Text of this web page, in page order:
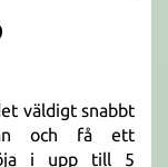
väldigt snabbt
och få ett
i upp till 5